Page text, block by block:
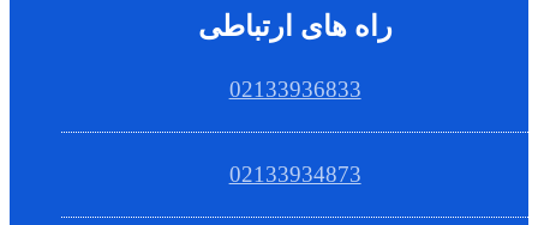
راه های ارتباطی
02133936833
02133934873